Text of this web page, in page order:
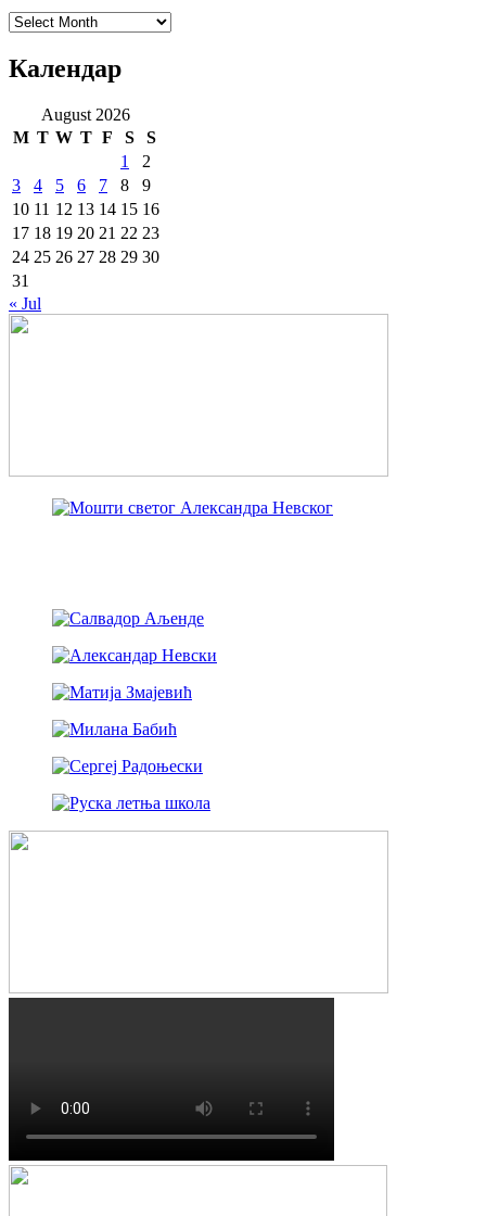
Архиве
Календар
August 2026
M T W T F S
S
1
2
3
4 5 6 7 8
9
10 11 12 13 14 15 16
17 18 19 20 21 22 23
24 25 26 27 28 29 30
31
« Jul